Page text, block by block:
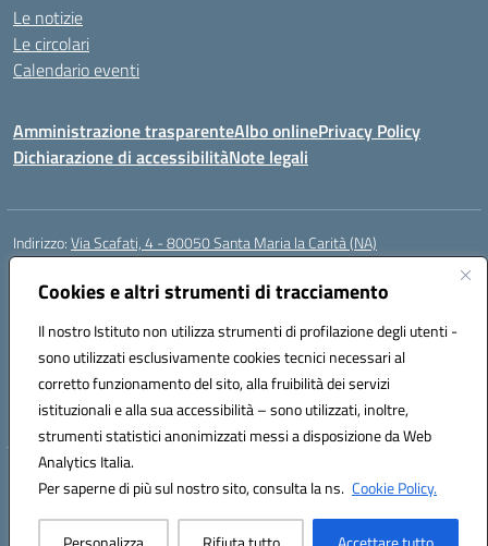
Cookies e altri strumenti di tracciamento
Il nostro Istituto non utilizza strumenti di profilazione degli utenti -
sono utilizzati esclusivamente cookies tecnici necessari al
corretto funzionamento del sito, alla fruibilità dei servizi
istituzionali e alla sua accessibilità – sono utilizzati, inoltre,
strumenti statistici anonimizzati messi a disposizione da Web
Analytics Italia.
Per saperne di più sul nostro sito, consulta la ns. Cookie Policy.
Le notizie
Le circolari
Calendario eventi
Amministrazione trasparenteAlbo onlinePrivacy Policy
Dichiarazione di accessibilitàNote legali
Indirizzo:Via Scafati, 4 - 80050 Santa Maria la Carità (NA)
Centralino:
Posta elettronica certificata (PEC):NAEE21900T@pec.istruzione.it
Codice fiscale: 90016250632
Codice meccanografico:NAEE21900T
Codice Indice delle Pubbliche Amministrazioni (IPA): istsc_naee21900t
Codice unico di fatturazione (CUF): UFZ0X6
Hosting & Powered by 3D Solution S.r.l.
Concept & Design by Designers Italia